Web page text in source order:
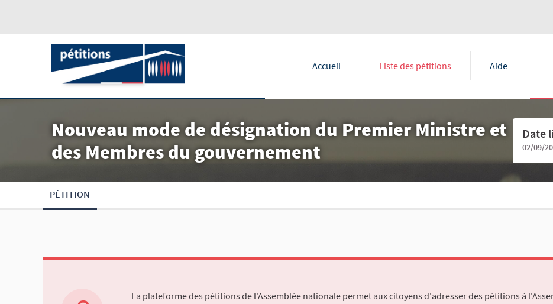
Accueil Liste des pétitions Aide
Nouveau mode de désignation du Premier Ministre et
des Membres du gouvernement
Date
02/09/
PÉTITION
La plateforme des pétitions de l'Assemblée nationale permet aux citoyens d'adresser des pétitions à